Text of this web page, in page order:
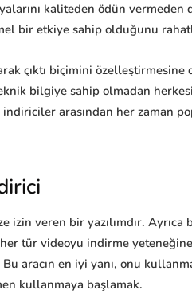
kaliteden ödün
bir etkiye sahip olduğunu
çıktı biçimini özelleştirmesine
bilgiye sahip olmadan
arasından her zaman
veren bir yazılımdır.
tür videoyu indirme
aracın en iyi yanı, onu
kullanmaya başlamak.